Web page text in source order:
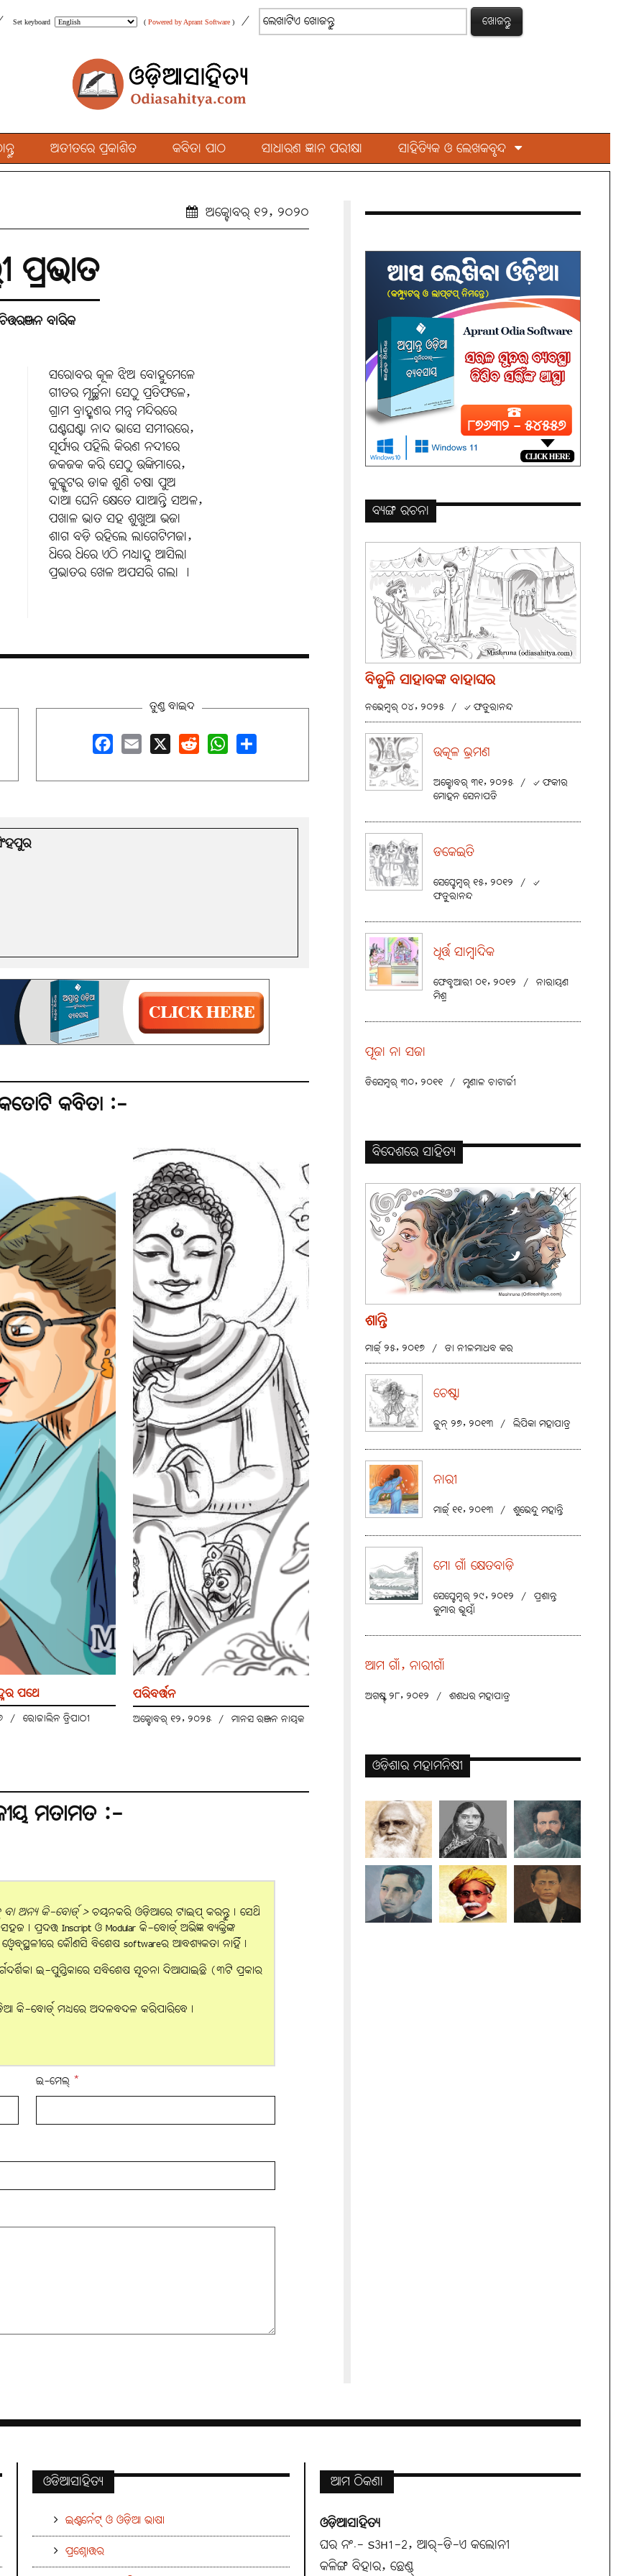
Set keyboard ( Powered by Aprant Software) / ଖୋଜନ୍ତୁ
ଅତୀତରେ ପ୍ରକାଶିତ କବିତା ପାଠ ସାଧାରଣ ଜ୍ଞାନ ପରୀକ୍ଷା ସାହିତ୍ୟିକ ଓ ଲେଖକବୃନ୍ଦ
ଅକ୍ଟୋବର୍ ୧୨, ୨୦୨୦
ପ୍ରଭାତ
ବାରିକ
ସରୋବର କୂଳ ଝିଅ ବୋହୁମେଳେ
ଗୀତର ମୂର୍ଚ୍ଛନା ସେଠୁ ପ୍ରତିଫଳେ,
ଗ୍ରାମ ବ୍ରାହ୍ମଣର ମନ୍ତ୍ର ମନ୍ଦିରରେ
ଘଣ୍ଟଘଣ୍ଟା ନାଦ ଭାସେ ସମୀରରେ,
ସୂର୍ଯ୍ୟର ପହିଲି କିରଣ ନଦୀରେ
ଜକଜକ କରି ସେଠୁ ଉଙ୍କିମାରେ,
କୁକ୍କୁଟର ଡାକ ଶୁଣି ଚଷା ପୁଅ
ଦାଆ ଘେନି କ୍ଷେତେ ଯାଆନ୍ତି ସଅଳ,
ପଖାଳ ଭାତ ସହ ଶୁଖୁଆ ଭଜା
ଶାଗ ବଡ଼ି ରହିଲେ ଲାଗେଟିମଜା,
ଧିରେ ଧିରେ ଏଠି ମଧ୍ୟାହ୍ନ ଆସିଲା
ପ୍ରଭାତର ଖେଳ ଅପସରି ଗଲା ।
ତୁଣ୍ଡ ବାଇଦ
କବିତା :-
ପଥେ
/ ରୋଜାଲିନ ତ୍ରିପାଠୀ
ପରିବର୍ତ୍ତନ
ଅକ୍ଟୋବର୍ ୧୨, ୨୦୨୫ / ମାନସ ରଞ୍ଜନ ନାୟକ
ମତାମତ :-
ଅନ୍ୟ କି-ବୋର୍ଡ୍ >ଚୟନକରି ଓଡ଼ିଆରେ ଟାଇପ୍ କରନ୍ତୁ। ସେଥି
Inscript ଓ Modular କି-ବୋର୍ଡ୍ ଅଭିଜ୍ଞ ବ୍ୟକ୍ତିଙ୍କ
କୌଣସି ବିଶେଷ softwareର ଆବଶ୍ୟକତା ନାହିଁ।
ଇ-ପୁସ୍ତିକାରେ ସବିଶେଷ ସୂଚନା ଦିଆଯାଇଛି (୩ଟି ପ୍ରକାର
କି-ବୋର୍ଡ୍ ମଧ୍ୟରେ ଅଦଳବଦଳ କରିପାରିବେ।
ଇ-ମେଲ୍ *
ବ୍ୟଙ୍ଗ ରଚନା
ବିଜୁଳି ସାହାବଙ୍କ ବାହାଘର
ନଭେମ୍ବର୍ ୦୪, ୨୦୨୫ / ୰ ଫତୁରାନନ୍ଦ
ଉତ୍କଳ ଭ୍ରମଣ
ଅକ୍ଟୋବର୍ ୩୧, ୨୦୨୫ / ୰ ଫକୀର
ମୋହନ ସେନାପତି
ଡକେଇତି
ସେପ୍ଟେମ୍ବର୍ ୧୫, ୨୦୧୨ / ୰
ଫତୁରାନନ୍ଦ
ଧୂର୍ତ୍ତ ସାମ୍ବାଦିକ
ଫେବୃଆରୀ ୦୧, ୨୦୧୨ / ନାରାୟଣ
ମିଶ୍ର
ପୂଜା ନା ସଜା
ଡିସେମ୍ବର୍ ୩୦, ୨୦୧୧ / ମୃଣାଳ ଚାଟାର୍ଜୀ
ବିଦେଶରେ ସାହିତ୍ୟ
ଶାନ୍ତି
ମାର୍ଚ୍ଚ୍ ୨୫, ୨୦୧୭ / ଡା ନୀଳମାଧବ କର
ଚେଷ୍ଟା
ଜୁନ୍ ୨୭, ୨୦୧୩ / ଲିପିକା ମହାପାତ୍ର
ନାରୀ
ମାର୍ଚ୍ଚ୍ ୧୧, ୨୦୧୩ / ଶୁଭେନ୍ଦୁ ମହାନ୍ତି
ମୋ ଗାଁ କ୍ଷେତବାଡ଼ି
ସେପ୍ଟେମ୍ବର୍ ୨୯, ୨୦୧୨ / ପ୍ରଶାନ୍ତ
କୁମାର ଭୂୟାଁ
ଆମ ଗାଁ, ନାରୀଗାଁ
ଅଗଷ୍ଟ୍ ୨୮, ୨୦୧୨ / ଶଶଧର ମହାପାତ୍ର
ଓଡ଼ିଶାର ମହାମନିଷୀ
ଓଡିଆସାହିତ୍ୟ
ଇଣ୍ଟର୍ନେଟ୍ ଓ ଓଡ଼ିଆ ଭାଷା
ପ୍ରଶ୍ନୋତ୍ତର
ଆମ ଠିକଣା
ଓଡ଼ିଆସାହିତ୍ୟ
ଘର ନଂ.- S3H1-2, ଆର୍-ଡି-ଏ କଲୋନୀ
କଳିଙ୍ଗ ବିହାର, ଛେଣ୍ଡ୍